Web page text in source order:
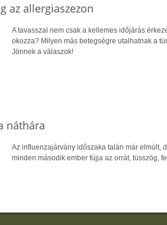
az allergiaszezon
A tavasszal nem csak a kellemes időjárás
okozza? Milyen más betegségre utalhatnak a
Jönnek a válaszok!
náthára
Az influenzajárvány időszaka talán már elmúlt,
minden második ember fújja az orrát, tüsszög,